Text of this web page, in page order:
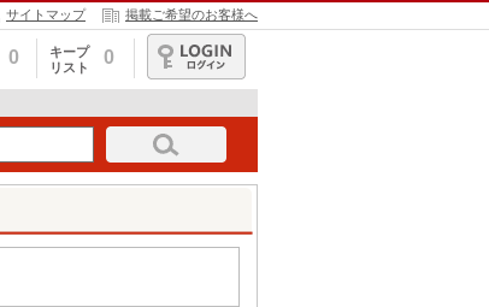
サイトマップ 掲載ご希望のお客様へ
0
キープ
リスト
0
ログイン